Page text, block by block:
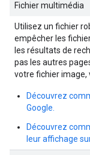
Fichier multimédia
Utilisez un fichier
empêcher les
les résultats de
pas les autres
votre fichier image,
Découvrez
Google.
Découvrez
leur affichage